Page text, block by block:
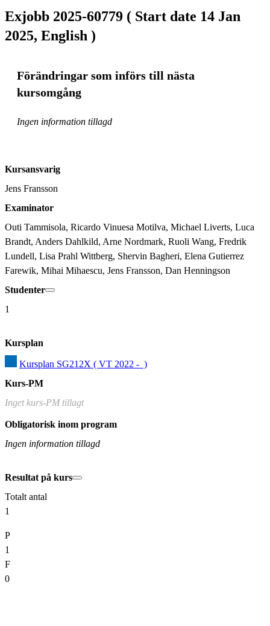
Exjobb 2025-60779 ( Start date 14 Jan
2025, English )
Förändringar som införs till nästa
kursomgång
Ingen information tillagd
Kursansvarig
Jens Fransson
Examinator
Outi Tammisola, Ricardo Vinuesa Motilva, Michael Liverts, Luca
Brandt, Anders Dahlkild, Arne Nordmark, Ruoli Wang, Fredrik
Lundell, Lisa Prahl Wittberg, Shervin Bagheri, Elena Gutierrez
Farewik, Mihai Mihaescu, Jens Fransson, Dan Henningson
Studenter
1
Kursplan
Kursplan SG212X ( VT 2022 -  )
Kurs-PM
Inget kurs-PM tillagt
Obligatorisk inom program
Ingen information tillagd
Resultat på kurs
Totalt antal
1
P
1
F
0